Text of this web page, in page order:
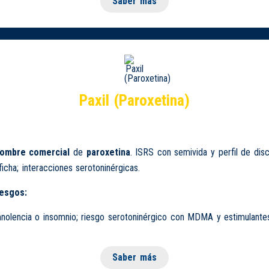
Paxil (Paroxetina)
comercial de paroxetina. ISRS con semivida y perfil de
interacciones serotoninérgicas.
o insomnio; riesgo serotoninérgico con MDMA y
Saber más